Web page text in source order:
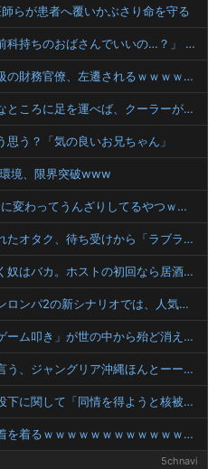
らが患者へ覆いかぶさり命を守る
【画像】酒井法子(55)「こんな前科持ちのおばさんでいいの…？」 【Pickup05164703】
【朗報】減税に反対したエース級の財務官僚、左遷されるｗｗｗｗｗｗ
【物議】恵俊彰「総理がいろんなところに足を運べば、クーラーが設置されるのでは」
思う？「気の良いお兄ちゃん」
境、限界突破www
「住信SBI」が「ドコモの銀行」に変わってうんざりしてるやつｗｗｗｗｗｗｗ
【悲報】身元不明で病院に運ばれたオタク、待ち受けから「ラブライブ」と呼ばれるｗｗｗｗ
【画像】みい山作者「居酒屋行く奴はバカ。ホストの初回なら居酒屋より安く飲めてイケメンにチヤホヤされる」
【速報】ダンロン小高「ダンガンロンパ2の新シナリオでは、人気キャラも殺していきますw」
【ゲーム脳】昔は多くあった「ゲーム叩き」が世の中から殆ど消えてしまった理由wwwwwwwwwwwwww
【悲報】人気配信者「はっきり言う、ジャングリア沖縄ほんとーーーーーーーーにおもんない！！！！」→炎上
【速報】中国外務省、広島原爆投下に関して「同情を得ようと核被害者の立場を政治利用」
FGOのリリスさん、謎のSKB水着を着るｗｗｗｗｗｗｗｗｗｗｗｗｗｗｗｗ
5chnavi